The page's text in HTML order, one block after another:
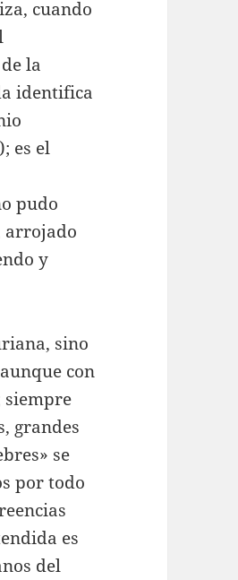
cuando
la
identifica
es el
pudo
arrojado
y
sino
con
siempre
grandes
se
por todo
es
del